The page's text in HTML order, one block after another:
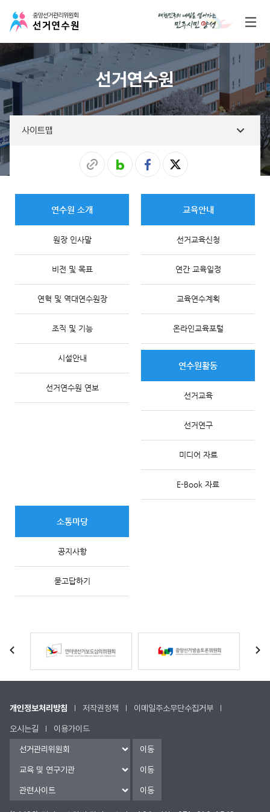
선거연수원
사이트맵
연수원 소개
원장 인사말
비전 및 목표
연혁 및 역대연수원장
조직 및 기능
시설안내
선거연수원 연보
교육안내
선거교육신청
연간 교육일정
교육연수계획
온라인교육포털
연수원활동
선거교육
선거연구
미디어 자료
E-Book 자료
소통마당
공지사항
묻고답하기
개인정보처리방침 저작권정책 이메일주소무단수집거부
오시는길 이용가이드
이동
이동
이동